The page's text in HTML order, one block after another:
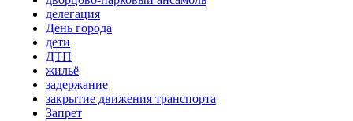
делегация
День города
дети
ДТП
жильё
задержание
закрытие движения транспорта
Запрет